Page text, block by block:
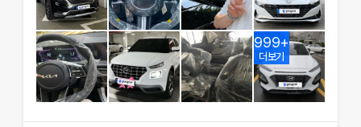
999+
더보기